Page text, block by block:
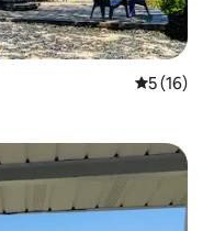
5 de uma
5 (16)